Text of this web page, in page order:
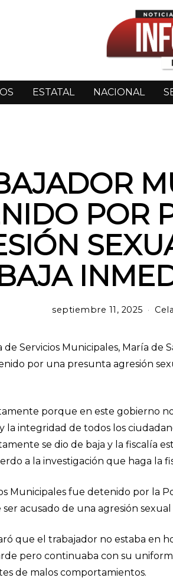
ESTATAL NACIONAL
POR
septiembre 11, 2025
de Servicios Municipales, María de
por una presunta agresión
porque en este gobierno
la integridad de todos los
se dio de baja y la fiscalía
a la investigación que haga la
Municipales fue detenido por la
acusado de una agresión
que el trabajador no estaba en
pero continuaba con su
de malos comportamientos.